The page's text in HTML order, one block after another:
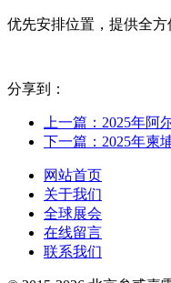
优先安排位置，提供全方
分享到：
上一篇：2025年阿
下一篇：2025年柬
网站首页
关于我们
全球展会
在线留言
联系我们